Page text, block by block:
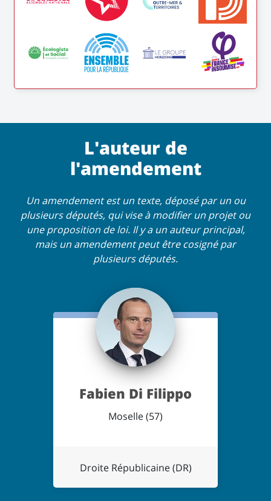
L'auteur de
l'amendement
Un amendement est un texte, déposé par un ou
plusieurs députés, qui vise à modifier un projet ou
une proposition de loi. Il y a un auteur principal,
mais un amendement peut être cosigné par
plusieurs députés.
Fabien Di Filippo
Moselle (57)
Droite Républicaine (DR)